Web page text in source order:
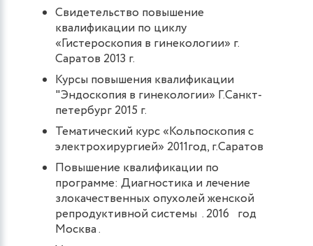
Свидетельство повышение
квалификации по циклу
«Гистероскопия в гинекологии» г.
Саратов 2013 г.
Курсы повышения квалификации
"Эндоскопия в гинекологии» Г.Санкт-
петербург 2015 г.
Тематический курс «Кольпоскопия с
электрохирургией» 2011год, г.Саратов
Повышение квалификации по
программе: Диагностика и лечение
злокачественных опухолей женской
репродуктивной системы . 2016 год
Москва .